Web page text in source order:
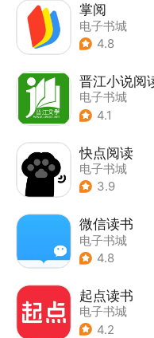
掌阅
电子书城
4.8
晋江小说阅
电子书城
4.1
快点阅读
电子书城
3.9
微信读书
电子书城
4.8
起点读书
电子书城
4.2